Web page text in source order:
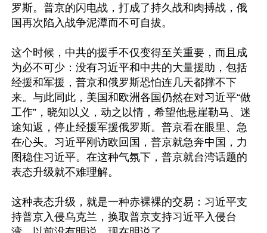
罗斯。普京的闪电战，打成了持久战和肉搏战，俄
国再次陷入战争泥潭而不可自拔。
这个时候，中共的援手不仅变得至关重要，而且成
为必不可少：没有习近平和中共的大量援助，包括
经援和军援，普京和俄罗斯恐怕连几天都撑不下
来。与此同此，美国和欧洲各国仍然在对习近平“做
工作”，晓知以义，动之以情，希望他悬崖勒马、迷
途知返，停止经援军援俄罗斯。普京看在眼里、急
在心头。习近平刚访欧回国，普京就急奔中国，力
图稳住习近平。在这种气氛下，普京就台湾话题的
表态升级就不难理解。
这种表态升级，就是一种赤裸裸的交易：习近平支
持普京入侵乌克兰，换取普京支持习近平入侵台